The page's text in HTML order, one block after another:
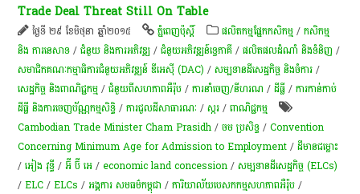
Trade Deal Threat Still On Table
ថ្ងៃទី ២៩ ខែមិថុនា ឆ្នាំ២០១៥ ភ្នំពេញប៉ុស្តិ៍ ​ផលិតកម្ម​ផ្នែក​កសិកម្ម​ /កសិកម្ម​
និង​ ការ​នេ​សាទ​ /ជំនួយ និងការអភិវឌ្ឍ /ជំនួយអភិវឌ្ឍន៍ទ្វេភាគី /ផលិតផលដំណាំ និងទំនិញ /
សមាជិកគណៈកម្មាធិការជំនួយអភិវឌ្ឍន៍ ឌីអេស៊ី (DAC) /សម្បទានដីសេដ្ឋកិច្ច និងចំការ /
សេដ្ឋកិច្ច និងពាណិជ្ជកម្ម /ជំនួយពីសហភាពអឺរ៉ុប /ការនាំចេញ/នីហរណ /ដីធ្លី /ការកាន់កាប់​
ដីធ្លី និង​ការចេញ​ប័ណ្ណកម្មសិទ្ធិ​ /ការជួលដីសាធារណៈ /​ស្ករ /ពាណិជ្ជកម្ម
Cambodian Trade Minister Cham Prasidh /ចម ប្រសិទ្ធ/Convention
Concerning Minimum Age for Admission to Employment /ដីមានជម្លោះ
/អៀង វុទ្ធី/អ៊ី ប៊ី អេ / economic land concession /សម្បទានដីសេដ្ឋកិច្ច (ELCs)
/ELC /ELCs /អង្គការ សមធម៌កម្ពុជា /ការិយាល័យបេសកកម្មសហភាពអឺរ៉ុប /